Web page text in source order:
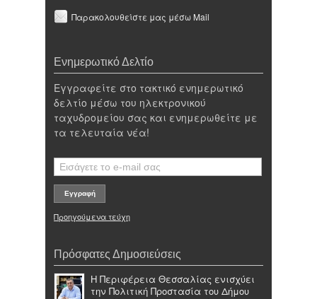
Παρακολουθείστε μας μέσω Mail
Ενημερωτικό Δελτίο
Εγγραφείτε στο τακτικό ενημερωτικό
δελτίο μέσω του ηλεκτρονικού
ταχυδρομείου σας και ενημερωθείτε με
τα τελευταία νέα!
Προηγούμενα τεύχη
Πρόσφατες Δημοσιεύσεις
Η Περιφέρεια Θεσσαλίας ενισχύει
την Πολιτική Προστασία του Δήμου